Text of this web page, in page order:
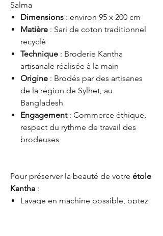
Salma
Dimensions : environ 95 x 200 cm
Matière : Sari de coton traditionnel
recyclé
Technique : Broderie Kantha
artisanale réalisée à la main
Origine : Brodés par des artisanes
de la région de Sylhet, au
Bangladesh
Engagement: Commerce éthique,
respect du rythme de travail des
brodeuses
Pour préserver la beauté de votre étole
Kantha :
Lavage en machine possible, optez